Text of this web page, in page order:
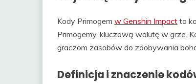
Kody Primogem w Genshin Impact to
Primogemy, kluczową walutę w grze.
graczom zasobów do zdobywania
Definicja i znaczenie